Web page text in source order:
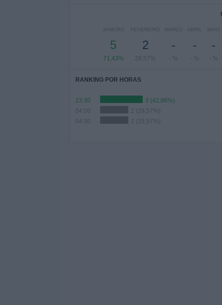
JANEIRO
5
71,43%
FEVEREIRO
2
28,57%
MARÇO
-
- %
ABRIL
-
- %
MAIO
-
- %
RANKING POR HORAS
23:30
3 (42,86%)
2 (28,57%)
04:30
2 (28,57%)